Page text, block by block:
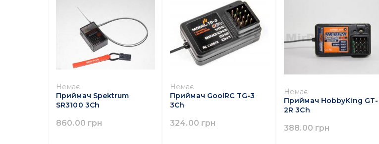
Немає
Приймач Spektrum
SR3100 3Ch
860.00 грн
Немає
Приймач GoolRC TG-3
3Ch
324.00 грн
Немає
Приймач HobbyKing GT-
2R 3Ch
388.00 грн